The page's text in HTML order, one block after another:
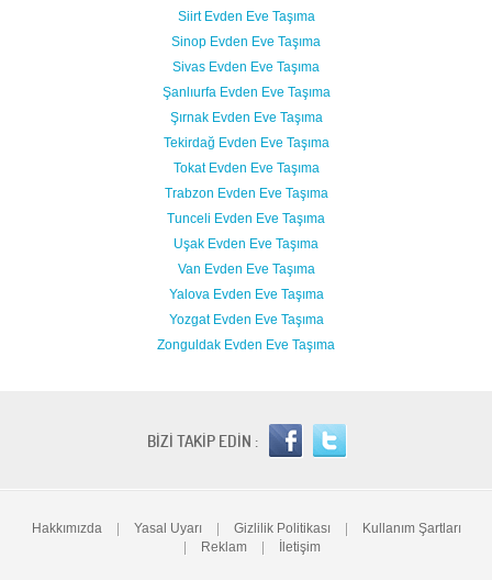
Siirt Evden Eve Taşıma
Sinop Evden Eve Taşıma
Sivas Evden Eve Taşıma
Şanlıurfa Evden Eve Taşıma
Şırnak Evden Eve Taşıma
Tekirdağ Evden Eve Taşıma
Tokat Evden Eve Taşıma
Trabzon Evden Eve Taşıma
Tunceli Evden Eve Taşıma
Uşak Evden Eve Taşıma
Van Evden Eve Taşıma
Yalova Evden Eve Taşıma
Yozgat Evden Eve Taşıma
Zonguldak Evden Eve Taşıma
BİZİ TAKİP EDİN :
Hakkımızda | Yasal Uyarı | Gizlilik Politikası |
Kullanım Şartları
|
Reklam | İletişim